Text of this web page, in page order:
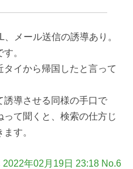
メール送信の誘導あり。
。
イから帰国したと言って
誘導させる同様の手口で
て聞くと、検索の仕方じ
す。
2022年02月19日 23:18 No.6